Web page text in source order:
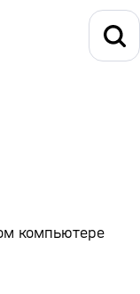
компьютере